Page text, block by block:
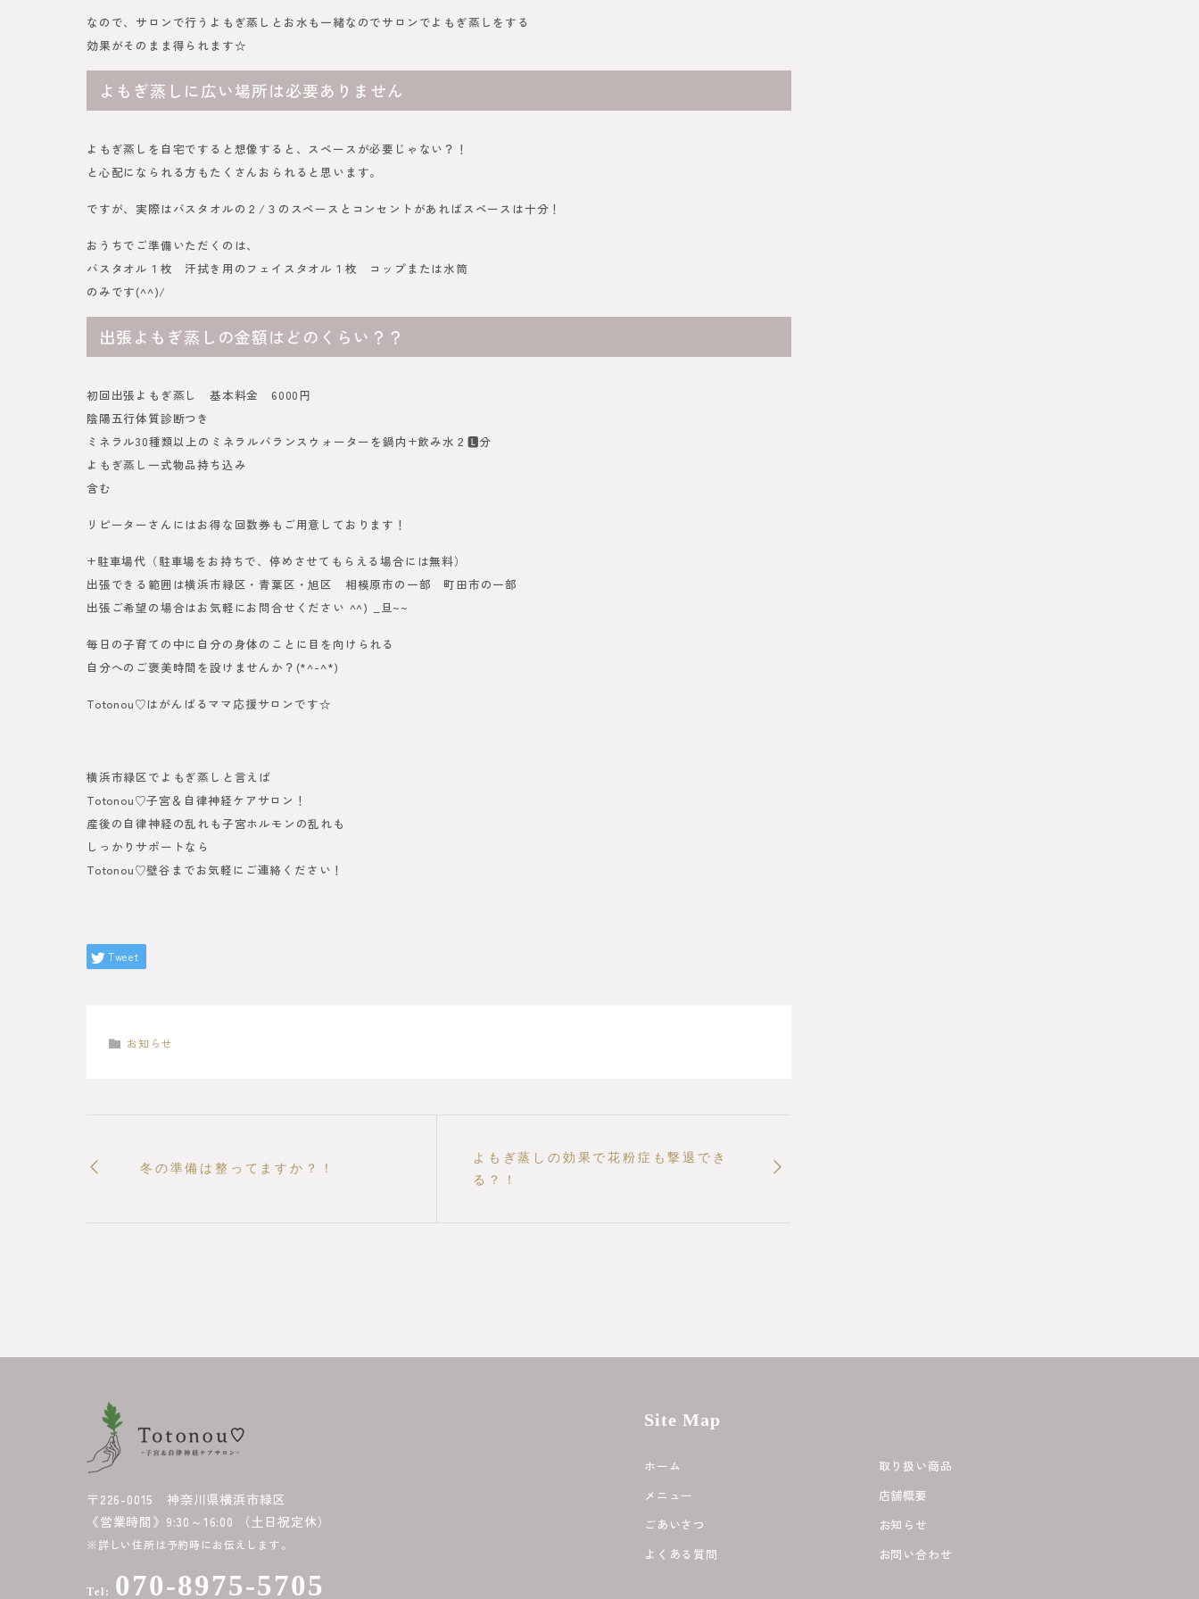
なので、サロンで行うよもぎ蒸しとお水も一緒なのでサロンでよもぎ蒸しをする
効果がそのまま得られます☆
よもぎ蒸しに広い場所は必要ありません
よもぎ蒸しを自宅ですると想像すると、スペースが必要じゃない？！
と心配になられる方もたくさんおられると思います。
ですが、実際はバスタオルの２/３のスペースとコンセントがあればスペースは十分！
おうちでご準備いただくのは、
バスタオル１枚 汗拭き用のフェイスタオル１枚 コップまたは水筒
のみです(^^)/
出張よもぎ蒸しの金額はどのくらい？？
初回出張よもぎ蒸し 基本料金 6000円
陰陽五行体質診断つき
ミネラル30種類以上のミネラルバランスウォーターを鍋内+飲み水２🅻分
よもぎ蒸し一式物品持ち込み
含む
リピーターさんにはお得な回数券もご用意しております！
+駐車場代（駐車場をお持ちで、停めさせてもらえる場合には無料）
出張できる範囲は横浜市緑区・青葉区・旭区 相模原市の一部 町田市の一部
出張ご希望の場合はお気軽にお問合せください ^^) _旦~~
毎日の子育ての中に自分の身体のことに目を向けられる
自分へのご褒美時間を設けませんか？(*^-^*)
Totonou♡はがんばるママ応援サロンです☆
横浜市緑区でよもぎ蒸しと言えば
Totonou♡子宮＆自律神経ケアサロン！
産後の自律神経の乱れも子宮ホルモンの乱れも
しっかりサポートなら
Totonou♡壁谷までお気軽にご連絡ください！
Tweet
お知らせ
冬の準備は整ってますか？！
よもぎ蒸しの効果で花粉症も撃退でき
る？！
〒226-0015 神奈川県横浜市緑区
《営業時間》9:30～16:00 （土日祝定休）
※詳しい住所は予約時にお伝えします。
Tel: 070-8975-5705
Site Map
ホーム
メニュー
ごあいさつ
よくある質問
取り扱い商品
店舗概要
お知らせ
お問い合わせ